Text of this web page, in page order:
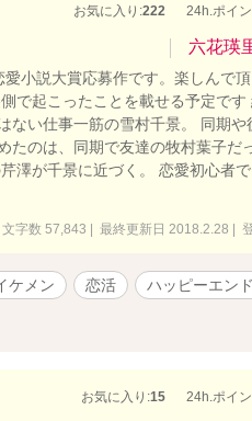
お気に入り:222 24h.ポイン
六花瑛
小説大賞応募作です。楽しんで
で起こったことを載せる予定です
ない仕事一筋の雪村千景。 同期や
たのは、同期で友達の牧村葉子だ
澤が千景に近づく。 恋愛初心者
文字数 57,843 | 最終更新日 2018.2.28 |
ケメン 恋活
ハッピーエンド
お気に入り:15 24h.ポイン